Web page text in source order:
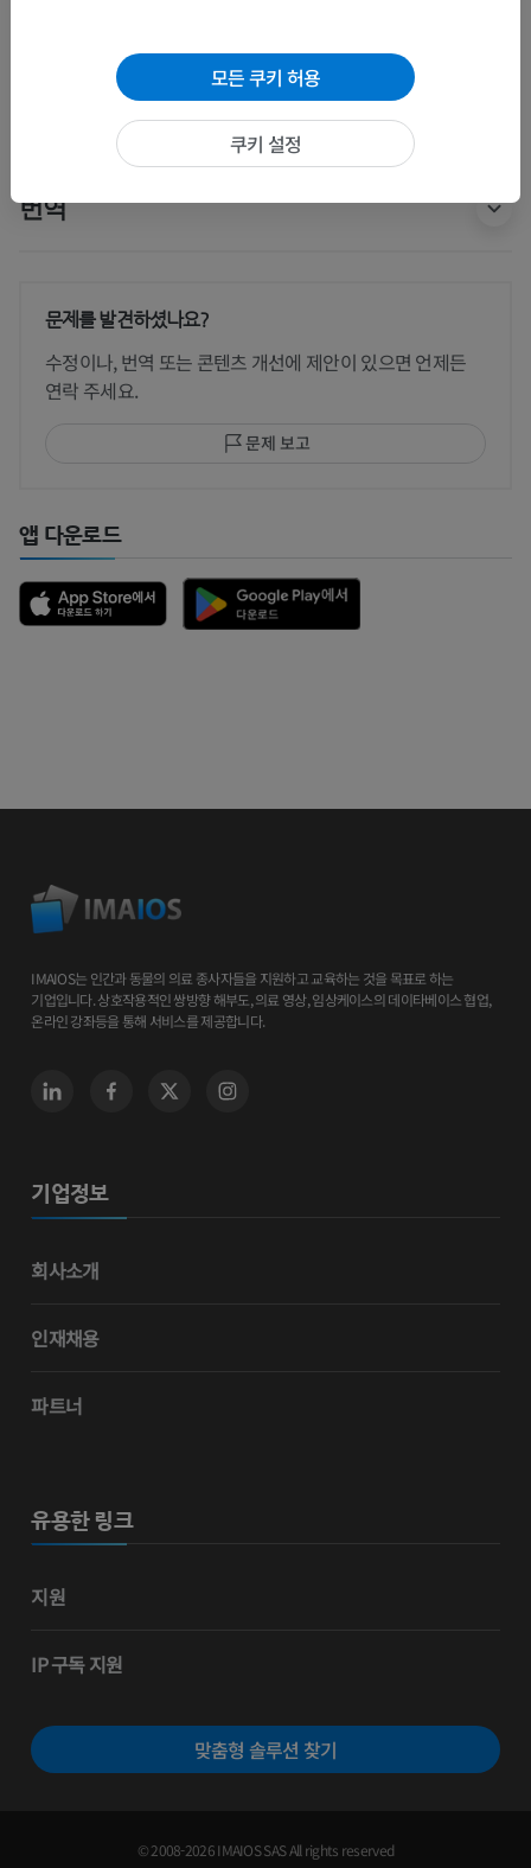
인체 신경 해부학
번역
문제를 발견하셨나요?
수정이나, 번역 또는 콘텐츠 개선에 제안이 있으면 언제든
연락 주세요.
문제 보고
앱 다운로드
IMAIOS는 인간과 동물의 의료 종사자들을 지원하고 교육하는 것을 목표로 하는
기업입니다. 상호작용적인 쌍방향 해부도, 의료 영상, 임상케이스의 데이타베이스 협업,
온라인 강좌등을 통해 서비스를 제공합니다.
기업정보
회사소개
인재채용
파트너
유용한 링크
지원
IP 구독 지원
맞춤형 솔루션 찾기
© 2008-2026 IMAIOS SAS All rights reserved
모든 쿠키 허용
쿠키 설정